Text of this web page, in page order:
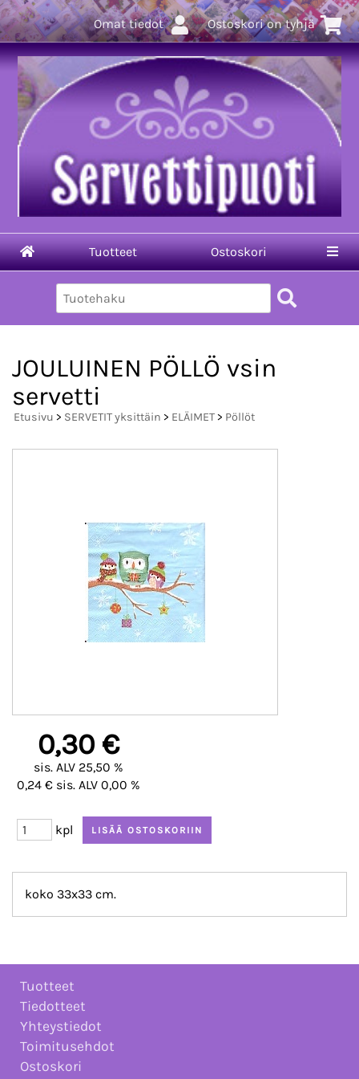
Omat tiedot Ostoskori on tyhjä
Tuotteet Ostoskori
JOULUINEN PÖLLÖ vsin
servetti
Etusivu > SERVETIT yksittäin > ELÄIMET> Pöllöt
0,30 €
sis. ALV 25,50 %
0,24 € sis. ALV 0,00 %
kpl
koko 33x33 cm.
Tuotteet
Tiedotteet
Yhteystiedot
Toimitusehdot
Ostoskori